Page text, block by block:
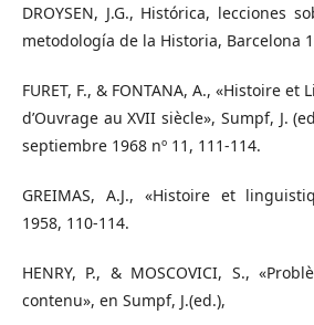
DROYSEN, J.G., Histórica, lecciones
metodología de la Historia, Barcelona
FURET, F., & FONTANA, A., «Histoire
d’Ouvrage au XVII siècle», Sumpf, J.
septiembre 1968 nº 11, 111-114.
GREIMAS, A.J., «Histoire et
1958, 110-114.
HENRY, P., & MOSCOVICI, S.,
contenu», en Sumpf, J.(ed.),